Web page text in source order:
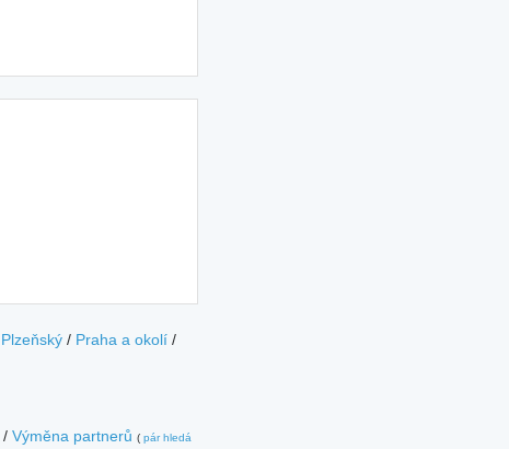
Plzeňský / Praha a okolí /
/ Výměna partnerů ( pár hledá